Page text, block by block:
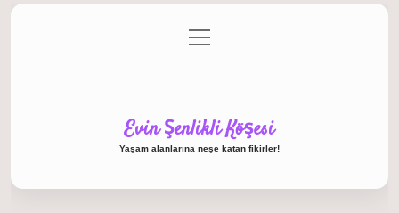
Gizlilik Politikası
menüyü
aç
Evin Şenlikli Köşesi
Yaşam alanlarına neşe katan fikirler!